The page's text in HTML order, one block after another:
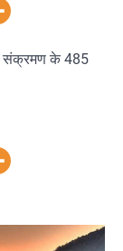
संक्रमण के 485